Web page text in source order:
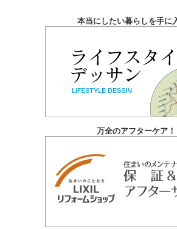
本当にしたい暮らしを手に
万全のアフターケア！